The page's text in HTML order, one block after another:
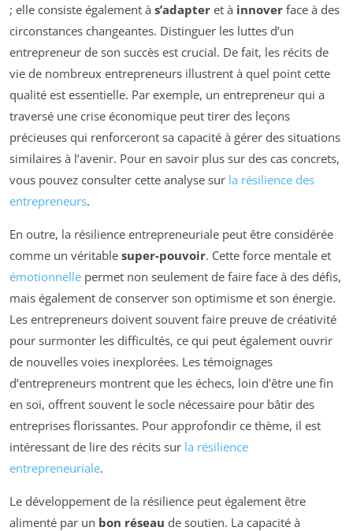
; elle consiste également à s’adapter et à innover face à des
circonstances changeantes. Distinguer les luttes d’un
entrepreneur de son succès est crucial. De fait, les récits de
vie de nombreux entrepreneurs illustrent à quel point cette
qualité est essentielle. Par exemple, un entrepreneur qui a
traversé une crise économique peut tirer des leçons
précieuses qui renforceront sa capacité à gérer des situations
similaires à l’avenir. Pour en savoir plus sur des cas concrets,
vous pouvez consulter cette analyse sur la résilience des
entrepreneurs.
En outre, la résilience entrepreneuriale peut être considérée
comme un véritable super-pouvoir. Cette force mentale et
émotionnelle permet non seulement de faire face à des défis,
mais également de conserver son optimisme et son énergie.
Les entrepreneurs doivent souvent faire preuve de créativité
pour surmonter les difficultés, ce qui peut également ouvrir
de nouvelles voies inexplorées. Les témoignages
d’entrepreneurs montrent que les échecs, loin d’être une fin
en soi, offrent souvent le socle nécessaire pour bâtir des
entreprises florissantes. Pour approfondir ce thème, il est
intéressant de lire des récits sur la résilience
entrepreneuriale.
Le développement de la résilience peut également être
alimenté par un bon réseau de soutien. La capacité à